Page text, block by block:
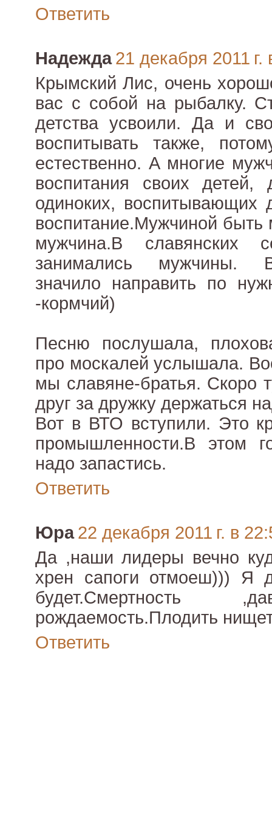
Ответить
Надежда 21 декабря 2011 г.
Крымский Лис, очень
вас с собой на рыбалку.
детства усвоили. Да и
воспитывать также,
естественно. А многие
воспитания своих
одиноких, воспитывающих
воспитание.Мужчиной быть
мужчина.В славянских
занимались мужчины.
значило направить по
-кормчий)
Песню послушала,
про москалей услышала.
мы славяне-братья. Скоро
друг за дружку держаться
Вот в ВТО вступили. Это
промышленности.В этом
надо запастись.
Ответить
Юра 22 декабря 2011 г. в
Да ,наши лидеры вечно
хрен сапоги отмоеш))) Я
будет.Смертность
рождаемость.Плодить
Ответить